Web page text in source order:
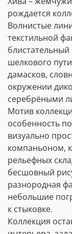
рождается
Волнистые
текстильной
шелкового
дамасков,
окружении
серебрёными
Мотив
особенность
визуально
компаньоном,
рельефных
бесшовный
разнородная
небольшие
к стыковке.
Коллекция